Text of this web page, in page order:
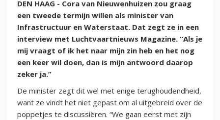
DEN HAAG - Cora van Nieuwenhuizen zou graag
een tweede termijn willen als minister van
Infrastructuur en Waterstaat. Dat zegt ze in een
interview met Luchtvaartnieuws Magazine. “Als je
mij vraagt of ik het naar mijn zin heb en het nog
een keer wil doen, dan is mijn antwoord daarop
zeker ja.”
De minister zegt dit wel met enige terughoudendheid,
want ze vindt het niet gepast om al uitgebreid over de
poppetjes te discussiëren. “We gaan eerst met zijn